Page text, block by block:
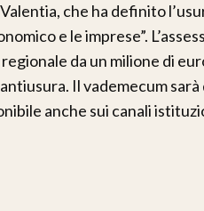
che ha definito
e le imprese”.
da un milione di
Il vademecum
anche sui canali